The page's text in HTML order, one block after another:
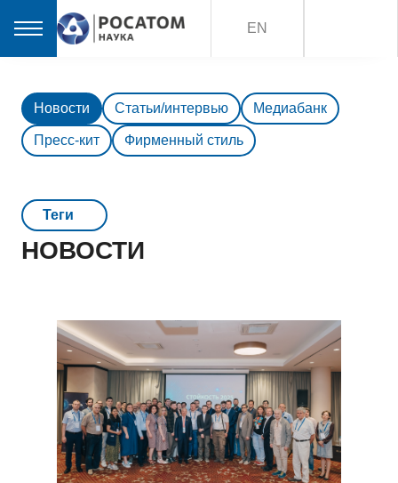
EN
Новости Статьи/интервью Медиабанк
Пресс-кит Фирменный стиль
НОВОСТИ
Teги